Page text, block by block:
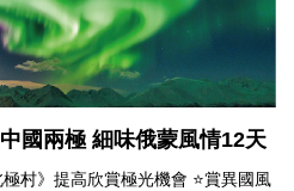
國兩極 細味俄蒙風情12天
村》提高欣賞極光機會 ⭐賞異國風